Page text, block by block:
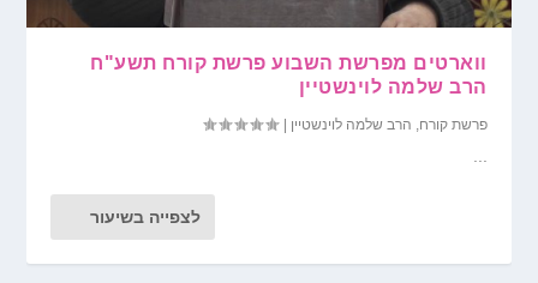
ווארטים מפרשת השבוע פרשת קורח תשע"ח
הרב שלמה לוינשטיין
פרשת קורח הרב שלמה לוינשטיין |
לצפייה בשיעור